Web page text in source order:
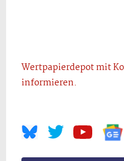
Wertpapierdepot mit
informieren.